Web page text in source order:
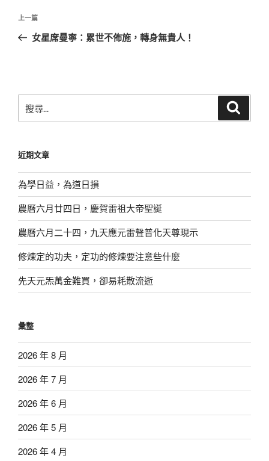
文
導
上
一
上一篇
女星席曼寧：累世不佈施，轉身無貴人！
尋
字:
近期文章
為學日益，為道日損
農曆六月廿四日，慶賀雷祖大帝聖誕
農曆六月二十四，九天應元雷聲普化天尊現示
修煉定的功夫，定功的修煉要注意些什麼
先天元炁萬金難買，卻易耗散流逝
彙整
2026 年 8 月
2026 年 7 月
2026 年 6 月
2026 年 5 月
2026 年 4 月